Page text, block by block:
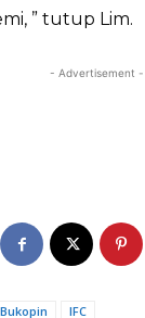
” tutup Lim.
- Advertisement -
IFC